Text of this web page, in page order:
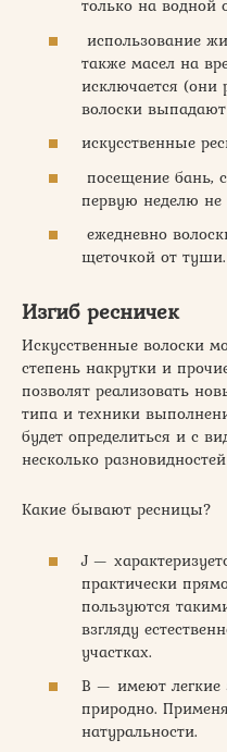
только на водной
использование
также масел на
исключается (они
волоски
искусственные
посещение бань,
первую неделю не
ежедневно
щеточкой от туши.
Изгиб ресничек
Искусственные волоски
степень накрутки и
позволят реализовать
типа и техники
будет определиться и с
несколько
Какие бывают ресницы?
J —
практически
пользуются
взгляду
участках.
В — имеют легкие
природно.
натуральности.